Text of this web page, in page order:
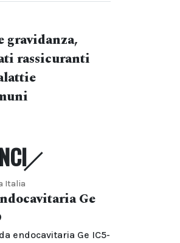
gravidanza,
rassicuranti
Italia
Ge
endocavitaria Ge IC5-